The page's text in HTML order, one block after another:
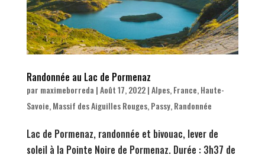
Randonnée au Lac de Pormenaz
par maximeborreda |Août 17, 2022|Alpes,France,Haute-
Savoie,Massif des Aiguilles Rouges,Passy,Randonnée
Lac de Pormenaz, randonnée et bivouac, lever de
soleil à la Pointe Noire de Pormenaz. Durée : 3h37 de